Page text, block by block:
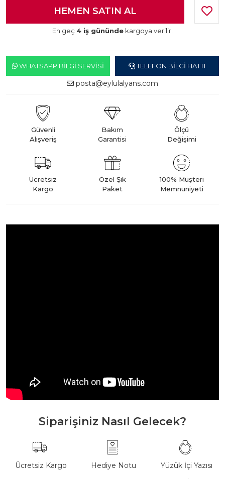
En geç 4 iş gününde kargoya verilir.
WHATSAPP BILGI SERVISI TELEFON BILGI HATTI
posta@eylulalyans.com
Güvenli
Alışveriş
Bakım
Garantisi
Ölçü
Değişimi
Ücretsiz
Kargo
Özel Şık
Paket
100% Müşteri
Memnuniyeti
Siparişiniz Nasıl Gelecek?
Ücretsiz Kargo Hediye Notu Yüzük İçi Yazısı